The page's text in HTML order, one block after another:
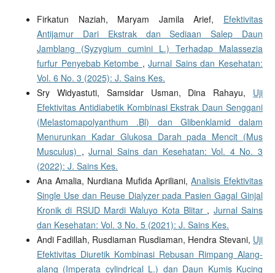
Firkatun Naziah, Maryam Jamila Arief, Efektivitas
Antijamur Dari Ekstrak dan Sediaan Salep Daun
Jamblang (Syzygium cumini L.) Terhadap Malassezia
furfur Penyebab Ketombe ,Jurnal Sains dan Kesehatan:
Vol. 6 No. 3 (2025): J. Sains Kes.
Sry Widyastuti, Samsidar Usman, Dina Rahayu, Uji
Efektivitas Antidiabetik Kombinasi Ekstrak Daun Senggani
(Melastomapolyanthum .Bl) dan Glibenklamid dalam
Menurunkan Kadar Glukosa Darah pada Mencit (Mus
Musculus) ,Jurnal Sains dan Kesehatan: Vol. 4 No. 3
(2022): J. Sains Kes.
Ana Amalia, Nurdiana Mufida Apriliani,Analisis Efektivitas
Single Use dan Reuse Dialyzer pada Pasien Gagal Ginjal
Kronik di RSUD Mardi Waluyo Kota Blitar , Jurnal Sains
dan Kesehatan: Vol. 3 No. 5 (2021): J. Sains Kes.
Andi Fadillah, Rusdiaman Rusdiaman, Hendra Stevani, Uji
Efektivitas Diuretik Kombinasi Rebusan Rimpang Alang-
alang (Imperata cylindrical L.) dan Daun Kumis Kucing